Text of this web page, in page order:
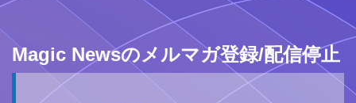
Magic Newsのメルマガ登録/配信停止